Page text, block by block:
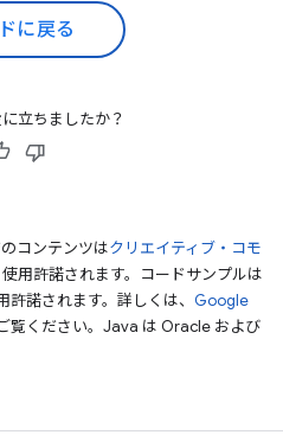
に戻る
立ちましたか？
コンテンツはクリエイティブ・コモ
使用許諾されます。コードサンプルは
許諾されます。詳しくは、 Google
覧ください。Java は Oracle および